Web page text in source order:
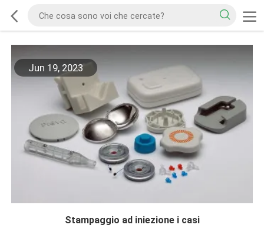
Jun 19, 2023
Stampaggio ad iniezione i casi